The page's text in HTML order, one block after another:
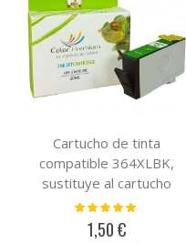
Cartucho de tinta
compatible 364XLBK,
sustituye al cartucho
original negro CB316EE-
CN684EE
Valoración:
1,50 €